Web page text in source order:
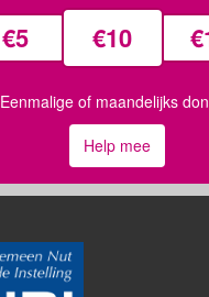
€5 €10
Eenmalige of maandelijks
Help mee